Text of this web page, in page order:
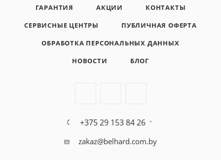
ГАРАНТИЯ
АКЦИИ
КОНТАКТЫ
СЕРВИСНЫЕ ЦЕНТРЫ
ПУБЛИЧНАЯ ОФЕРТА
ОБРАБОТКА ПЕРСОНАЛЬНЫХ ДАННЫХ
НОВОСТИ
БЛОГ
+375 29 153 84 26
zakaz@belhard.com.by